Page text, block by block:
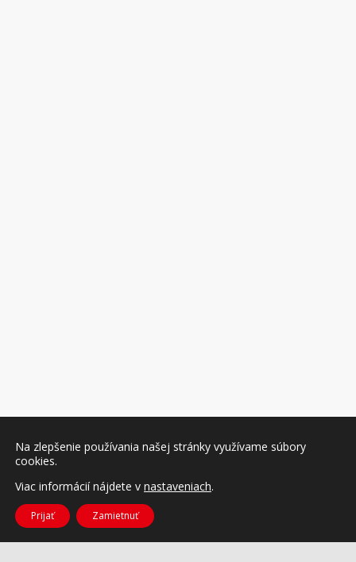
Na zlepšenie používania našej stránky využívame súbory
cookies.
Viac informácií nájdete v nastaveniach.
Prijať Zamietnuť